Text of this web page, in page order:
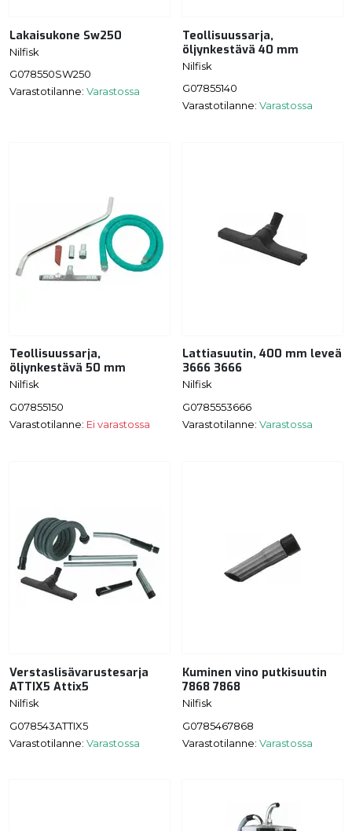
Lakaisukone Sw250
Nilfisk
G078550SW250
Varastotilanne: Varastossa
Teollisuussarja,
öljynkestävä 40 mm
Nilfisk
G07855140
Varastotilanne: Varastossa
Teollisuussarja,
öljynkestävä 50 mm
Nilfisk
G07855150
Varastotilanne: Ei varastossa
Lattiasuutin, 400 mm leveä
3666 3666
Nilfisk
G0785553666
Varastotilanne: Varastossa
Verstaslisävarustesarja
ATTIX5 Attix5
Nilfisk
G078543ATTIX5
Varastotilanne: Varastossa
Kuminen vino putkisuutin
7868 7868
Nilfisk
G0785467868
Varastotilanne: Varastossa